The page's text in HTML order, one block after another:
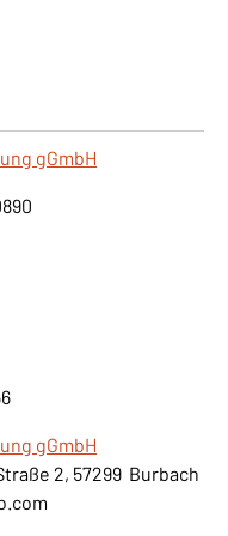
gGmbH
gGmbH
2, 57299 Burbach